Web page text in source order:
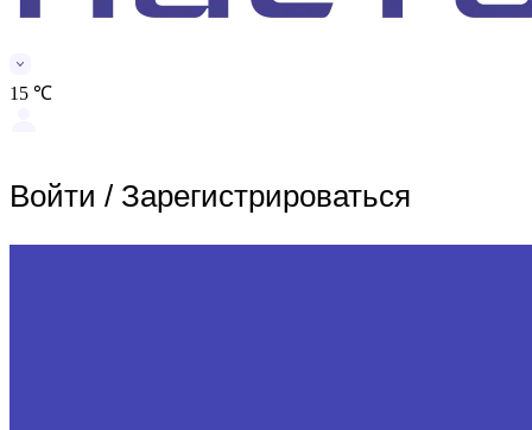
15 ℃
Войти / Зарегистрироваться